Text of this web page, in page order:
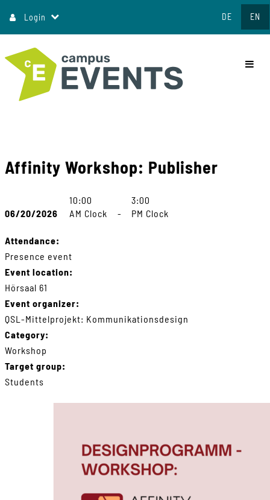
content
Login DE EN
Affinity Workshop: Publisher
06/20/2026
10:00
AM Clock
-
3:00
PM Clock
Attendance:
Presence event
Event location:
Hörsaal 61
Event organizer:
QSL-Mittelprojekt: Kommunikationsdesign
Category:
Workshop
Target group:
Students